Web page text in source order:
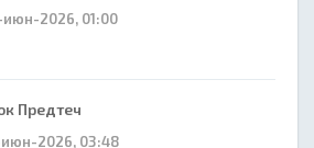
июн-2026, 01:00
Предтеч
июн-2026, 03:48